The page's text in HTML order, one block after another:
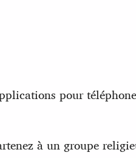
pour
à un groupe